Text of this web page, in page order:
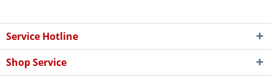
Service Hotline
Shop Service